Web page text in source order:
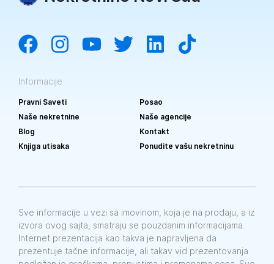
Informacije
Pravni Saveti
Posao
Naše nekretnine
Naše agencije
Blog
Kontakt
Knjiga utisaka
Ponudite vašu nekretninu
Sve informacije u vezi sa imovinom, koja je na prodaju, a iz
izvora ovog sajta, smatraju se pouzdanim informacijama.
Internet prezentacija kao takva je napravljena da
prezentuje tačne informacije, ali takav vid prezentovanja